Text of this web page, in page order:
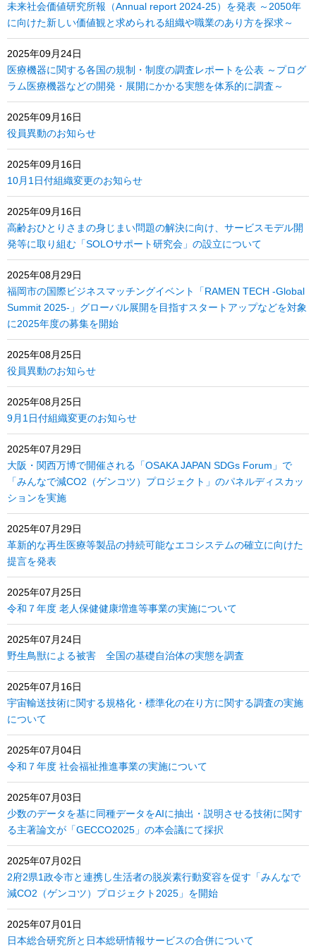
未来社会価値研究所報（Annual report 2024-25）を発表 ～2050年
に向けた新しい価値観と求められる組織や職業のあり方を探求～
2025年09月24日
医療機器に関する各国の規制・制度の調査レポートを公表 ～プログ
ラム医療機器などの開発・展開にかかる実態を体系的に調査～
2025年09月16日
役員異動のお知らせ
2025年09月16日
10月1日付組織変更のお知らせ
2025年09月16日
高齢おひとりさまの身じまい問題の解決に向け、サービスモデル開
発等に取り組む「SOLOサポート研究会」の設立について
2025年08月29日
福岡市の国際ビジネスマッチングイベント「RAMEN TECH -Global
Summit 2025-」グローバル展開を目指すスタートアップなどを対象
に2025年度の募集を開始
2025年08月25日
役員異動のお知らせ
2025年08月25日
9月1日付組織変更のお知らせ
2025年07月29日
大阪・関西万博で開催される「OSAKA JAPAN SDGs Forum」で
「みんなで減CO2（ゲンコツ）プロジェクト」のパネルディスカッ
ションを実施
2025年07月29日
革新的な再生医療等製品の持続可能なエコシステムの確立に向けた
提言を発表
2025年07月25日
令和７年度 老人保健健康増進等事業の実施について
2025年07月24日
野生鳥獣による被害 全国の基礎自治体の実態を調査
2025年07月16日
宇宙輸送技術に関する規格化・標準化の在り方に関する調査の実施
について
2025年07月04日
令和７年度 社会福祉推進事業の実施について
2025年07月03日
少数のデータを基に同種データをAIに抽出・説明させる技術に関す
る主著論文が「GECCO2025」の本会議にて採択
2025年07月02日
2府2県1政令市と連携し生活者の脱炭素行動変容を促す「みんなで
減CO2（ゲンコツ）プロジェクト2025」を開始
2025年07月01日
日本総合研究所と日本総研情報サービスの合併について